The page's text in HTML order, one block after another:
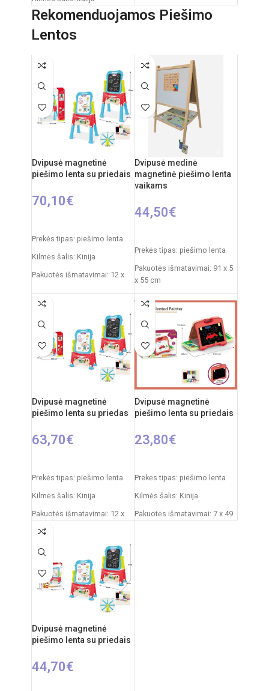
Pakuotės išmatavimai: 31 x
20 x 11 cm
Prekės svoris:760 g
Medžiagos:pliušas,
plastikas
Priežiūra:
pliušas skalbiamas
išimant vidinį modulį
Kilmės šalis:Italija /
Rekomenduojamos Piešimo
Lentos
Dvipusė magnetinė
piešimo lenta su priedais
70,10€
Prekės tipas: piešimo lenta
Kilmės šalis: Kinija
Pakuotės išmatavimai: 12 x
Produkto išmatavimai: 33 x
Rekomenduojamas amžius:
nuo 3 metų
Dvipusė medinė
magnetinė piešimo lenta
vaikams
44,50€
Prekės tipas: piešimo lenta
Pakuotės išmatavimai: 91 x 5
x 55 cm
Produkto išmatavimai: 86 x
53 x 45 cm
Dvipusė magnetinė
piešimo lenta su priedas
63,70€
Prekės tipas: piešimo lenta
Kilmės šalis: Kinija
Pakuotės išmatavimai: 12 x
Produkto išmatavimai: 33 x
58 x 84 cm
Rekomenduojamas amžius:
nuo 3 metų
Dvipusė magnetinė
piešimo lenta su priedais
23,80€
Prekės tipas: piešimo lenta
Kilmės šalis: Kinija
Pakuotės išmatavimai: 7 x 49
Dvipusė magnetinė
piešimo lenta su priedais
44,70€